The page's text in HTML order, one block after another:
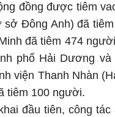
đồng được tiêm
Đông Anh) đã
đã tiêm 474
phố Hải Dương
viện Thanh Nhàn
tiêm 100 người.
đầu tiên, công